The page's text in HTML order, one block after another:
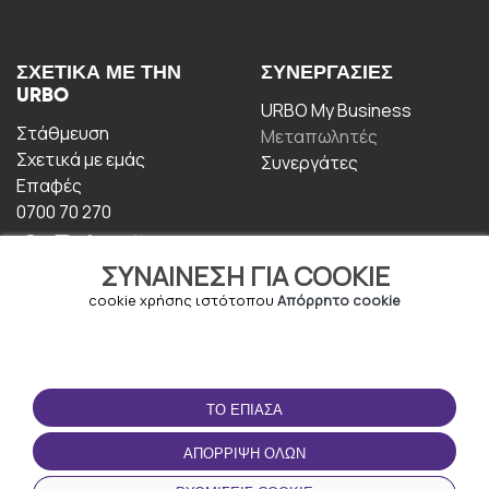
ΣΥΝΑΊΝΕΣΗ ΓΙΑ COOKIE
cookie χρήσης ιστότοπου Απόρρητο cookie
ΤΟ ΈΠΙΑΣΑ
ΑΠΌΡΡΙΨΗ ΌΛΩΝ
ΣΧΕΤΙΚΆ ΜΕ ΤΗΝ
URBO
Στάθμευση
Σχετικά με εμάς
Επαφές
0700 70 270
ΣΥΝΕΡΓΑΣΊΕΣ
URBO My Business
Μεταπωλητές
Συνεργάτες
ΟΡΟΙ ΧΡΉΣΗΣ
Οροι και Προϋποθέσεις
Πολιτική απορρήτου
ΚΑΤΕΒΆΣΤΕ ΤΗΝ
ΕΦΑΡΜΟΓΉ